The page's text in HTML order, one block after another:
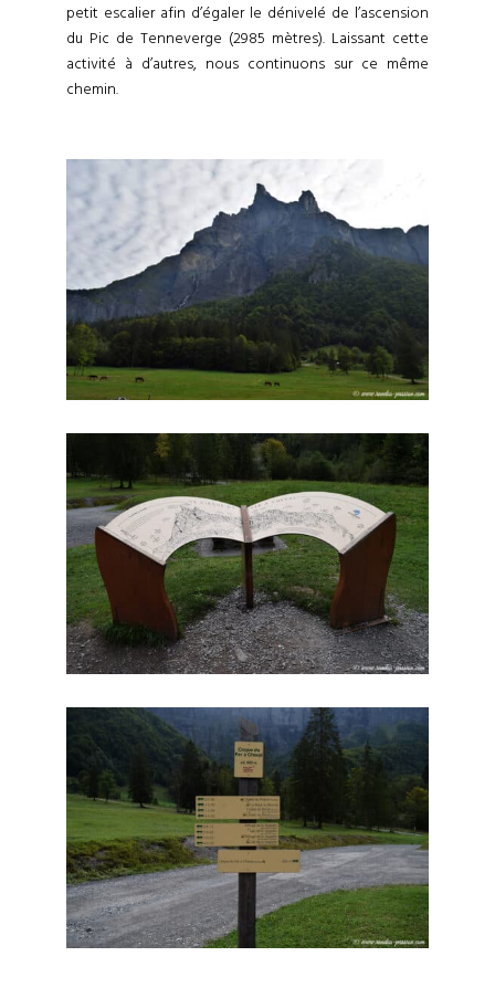
petit escalier afin d’égaler le dénivelé de l’ascension
du Pic de Tenneverge (2985 mètres). Laissant cette
activité à d’autres, nous continuons sur ce même
chemin.